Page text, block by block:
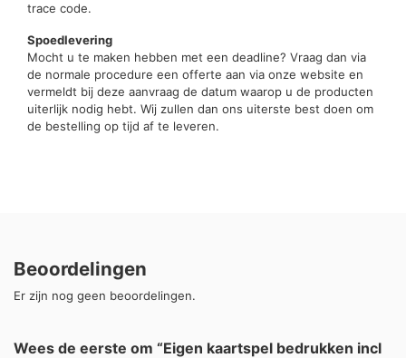
trace code.
Spoedlevering
Mocht u te maken hebben met een deadline? Vraag dan via
de normale procedure een offerte aan via onze website en
vermeldt bij deze aanvraag de datum waarop u de producten
uiterlijk nodig hebt. Wij zullen dan ons uiterste best doen om
de bestelling op tijd af te leveren.
Beoordelingen
Er zijn nog geen beoordelingen.
Wees de eerste om “Eigen kaartspel bedrukken incl